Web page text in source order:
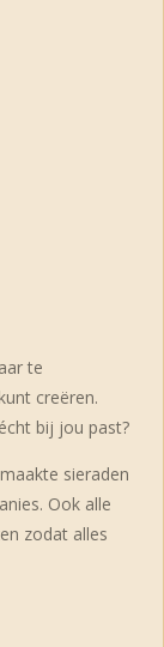
te
creëren.
bij jou past?
sieraden
Ook alle
zodat alles